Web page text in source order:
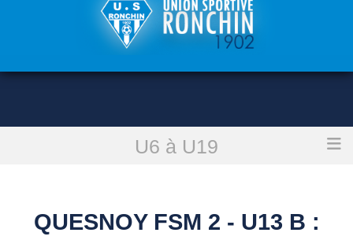
U6 à U19
Quesnoy Fsm 2 - U13 B : forfait de l'USR
QUESNOY FSM 2 - U13 B :